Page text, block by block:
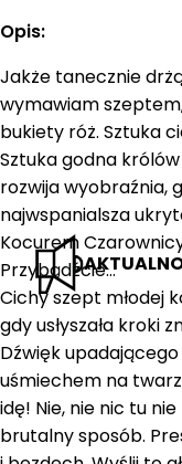
Opis:
Jakże tanecznie
wymawiam
bukiety róż. Sztuka
Sztuka godna
rozwija wyobraźnia,
najwspanialsza
Kocurem
Przybądźcie…
Cichy szept młodej
gdy usłyszała kroki
Dźwięk
uśmiechem na
idę! Nie, nie nic tu
brutalny sposób.